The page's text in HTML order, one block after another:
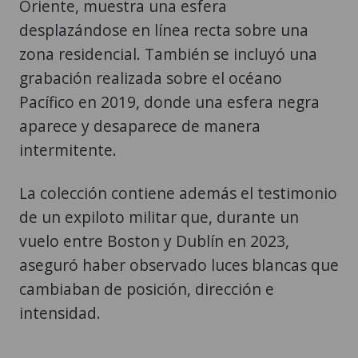
Oriente, muestra una esfera
desplazándose en línea recta sobre una
zona residencial. También se incluyó una
grabación realizada sobre el océano
Pacífico en 2019, donde una esfera negra
aparece y desaparece de manera
intermitente.
La colección contiene además el testimonio
de un expiloto militar que, durante un
vuelo entre Boston y Dublín en 2023,
aseguró haber observado luces blancas que
cambiaban de posición, dirección e
intensidad.